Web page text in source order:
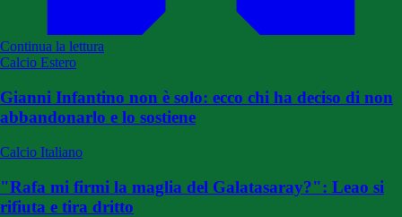
Continua la lettura
Calcio Estero
Gianni Infantino non è solo: ecco chi ha deciso di non
abbandonarlo e lo sostiene
Calcio Italiano
"Rafa mi firmi la maglia del Galatasaray?": Leao si
rifiuta e tira dritto